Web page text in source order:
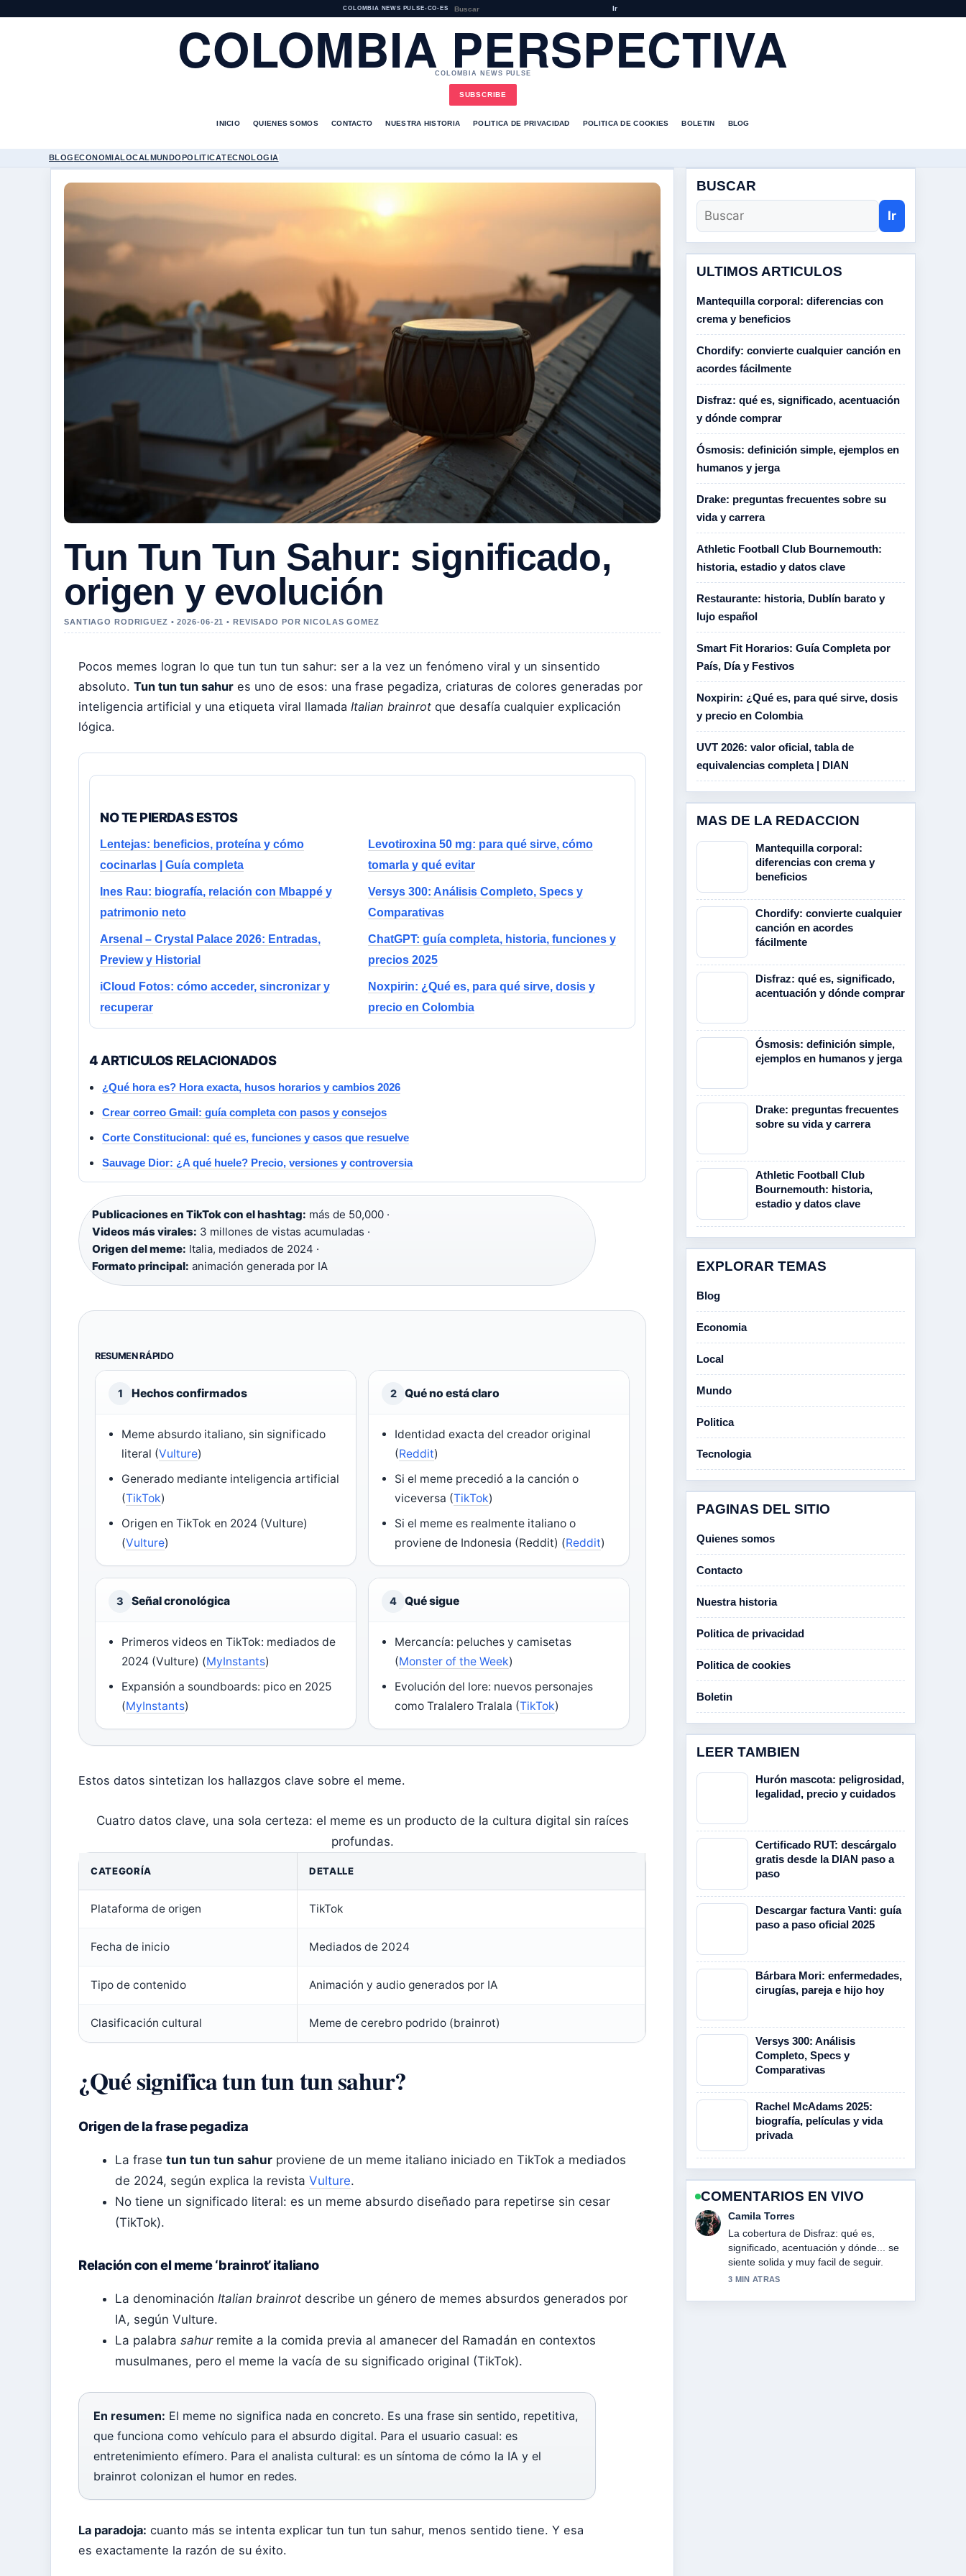
COLOMBIA NEWS PULSE•CO-ES Ir
COLOMBIA PERSPECTIVA
COLOMBIA NEWS PULSE
SUBSCRIBE
INICIO QUIENES SOMOS CONTACTO NUESTRA HISTORIA POLITICA DE PRIVACIDAD POLITICA DE COOKIES BOLETIN BLOG
BLOGECONOMIALOCALMUNDOPOLITICATECNOLOGIA
Tun Tun Tun Sahur: significado,
origen y evolución
SANTIAGO RODRIGUEZ • 2026-06-21 • REVISADO POR NICOLAS GOMEZ
Pocos memes logran lo que tun tun tun sahur: ser a la vez un fenómeno viral y un sinsentido
absoluto. Tun tun tun sahur es uno de esos: una frase pegadiza, criaturas de colores generadas por
inteligencia artificial y una etiqueta viral llamada Italian brainrot que desafía cualquier explicación
lógica.
NO TE PIERDAS ESTOS
Lentejas: beneficios, proteína y cómo
cocinarlas | Guía completa
Levotiroxina 50 mg: para qué sirve, cómo
tomarla y qué evitar
Ines Rau: biografía, relación con Mbappé y
patrimonio neto
Versys 300: Análisis Completo, Specs y
Comparativas
Arsenal – Crystal Palace 2026: Entradas,
Preview y Historial
ChatGPT: guía completa, historia, funciones y
precios 2025
iCloud Fotos: cómo acceder, sincronizar y
recuperar
Noxpirin: ¿Qué es, para qué sirve, dosis y
precio en Colombia
4 ARTICULOS RELACIONADOS
¿Qué hora es? Hora exacta, husos horarios y cambios 2026
Crear correo Gmail: guía completa con pasos y consejos
Corte Constitucional: qué es, funciones y casos que resuelve
Sauvage Dior: ¿A qué huele? Precio, versiones y controversia
Publicaciones en TikTok con el hashtag: más de 50,000 ·
Videos más virales: 3 millones de vistas acumuladas ·
Origen del meme: Italia, mediados de 2024 ·
Formato principal: animación generada por IA
RESUMEN RÁPIDO
1 Hechos confirmados
Meme absurdo italiano, sin significado
literal (Vulture)
Generado mediante inteligencia artificial
(TikTok)
Origen en TikTok en 2024 (Vulture)
(Vulture)
2 Qué no está claro
Identidad exacta del creador original
(Reddit)
Si el meme precedió a la canción o
viceversa (TikTok)
Si el meme es realmente italiano o
proviene de Indonesia (Reddit) (Reddit)
3 Señal cronológica
Primeros videos en TikTok: mediados de
2024 (Vulture) (MyInstants)
Expansión a soundboards: pico en 2025
(MyInstants)
4 Qué sigue
Mercancía: peluches y camisetas
(Monster of the Week)
Evolución del lore: nuevos personajes
como Tralalero Tralala (TikTok)
Estos datos sintetizan los hallazgos clave sobre el meme.
Cuatro datos clave, una sola certeza: el meme es un producto de la cultura digital sin raíces
profundas.
CATEGORÍA DETALLE
Plataforma de origen TikTok
Fecha de inicio Mediados de 2024
Tipo de contenido Animación y audio generados por IA
Clasificación cultural Meme de cerebro podrido (brainrot)
¿Qué significa tun tun tun sahur?
Origen de la frase pegadiza
La frase tun tun tun sahur proviene de un meme italiano iniciado en TikTok a mediados
de 2024, según explica la revista Vulture.
No tiene un significado literal: es un meme absurdo diseñado para repetirse sin cesar
(TikTok).
Relación con el meme ‘brainrot’ italiano
La denominación Italian brainrot describe un género de memes absurdos generados por
IA, según Vulture.
La palabra sahurremite a la comida previa al amanecer del Ramadán en contextos
musulmanes, pero el meme la vacía de su significado original (TikTok).
En resumen: El meme no significa nada en concreto. Es una frase sin sentido, repetitiva,
que funciona como vehículo para el absurdo digital. Para el usuario casual: es
entretenimiento efímero. Para el analista cultural: es un síntoma de cómo la IA y el
brainrot colonizan el humor en redes.
La paradoja: cuanto más se intenta explicar tun tun tun sahur, menos sentido tiene. Y esa
es exactamente la razón de su éxito.
BUSCAR
Ir
ULTIMOS ARTICULOS
Mantequilla corporal: diferencias con
crema y beneficios
Chordify: convierte cualquier canción en
acordes fácilmente
Disfraz: qué es, significado, acentuación
y dónde comprar
Ósmosis: definición simple, ejemplos en
humanos y jerga
Drake: preguntas frecuentes sobre su
vida y carrera
Athletic Football Club Bournemouth:
historia, estadio y datos clave
Restaurante: historia, Dublín barato y
lujo español
Smart Fit Horarios: Guía Completa por
País, Día y Festivos
Noxpirin: ¿Qué es, para qué sirve, dosis
y precio en Colombia
UVT 2026: valor oficial, tabla de
equivalencias completa | DIAN
MAS DE LA REDACCION
Mantequilla corporal:
diferencias con crema y
beneficios
Chordify: convierte cualquier
canción en acordes
fácilmente
Disfraz: qué es, significado,
acentuación y dónde comprar
Ósmosis: definición simple,
ejemplos en humanos y jerga
Drake: preguntas frecuentes
sobre su vida y carrera
Athletic Football Club
Bournemouth: historia,
estadio y datos clave
EXPLORAR TEMAS
Blog
Economia
Local
Mundo
Politica
Tecnologia
PAGINAS DEL SITIO
Quienes somos
Contacto
Nuestra historia
Politica de privacidad
Politica de cookies
Boletin
LEER TAMBIEN
Hurón mascota: peligrosidad,
legalidad, precio y cuidados
Certificado RUT: descárgalo
gratis desde la DIAN paso a
paso
Descargar factura Vanti: guía
paso a paso oficial 2025
Bárbara Mori: enfermedades,
cirugías, pareja e hijo hoy
Versys 300: Análisis
Completo, Specs y
Comparativas
Rachel McAdams 2025:
biografía, películas y vida
privada
COMENTARIOS EN VIVO
Diego Herrera
Muy buen trabajo de verificacion sobre
Mantequilla corporal: diferencias con
crema y beneficios. Mas medios
deberian escribir asi.